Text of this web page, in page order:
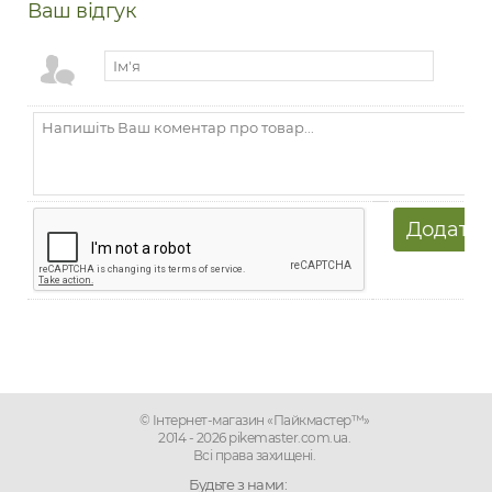
Ваш відгук
© Інтернет-магазин «Пайкмастер™»
2014 - 2026 pikemaster.com.ua.
Всі права захищені.
Будьте з нами: